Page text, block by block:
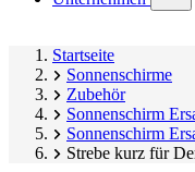
Startseite
Sonnenschirme
Zubehör
Sonnenschirm
Sonnenschirm
Strebe kurz für